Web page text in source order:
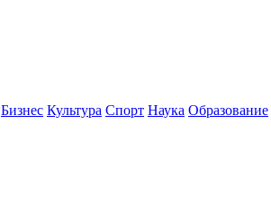
Бизнес Культура Спорт Наука Образование